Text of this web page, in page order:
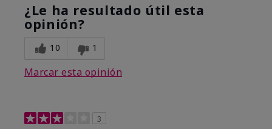
¿Le ha resultado útil esta
opinión?
10 1
Marcar esta opinión
3